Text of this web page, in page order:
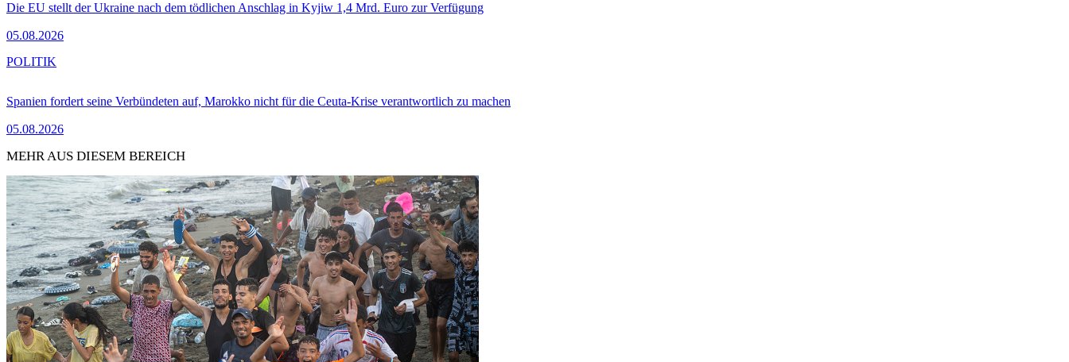
Die EU stellt der Ukraine nach dem tödlichen Anschlag in Kyjiw 1,4 Mrd. Euro zur Verfügung
05.08.2026
Spanien fordert seine Verbündeten auf, Marokko nicht für die Ceuta-Krise verantwortlich zu machen
05.08.2026
POLITIK
MEHR AUS DIESEM BEREICH